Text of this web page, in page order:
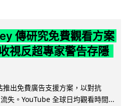
傳研究免費觀看方案
視反超專家警告存隱
出免費廣告支援方案，以對抗
失。YouTube 全球日均觀看時間...